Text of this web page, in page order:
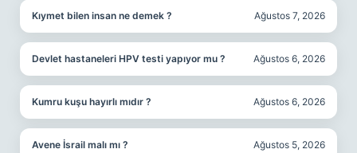
Kıymet bilen insan ne demek ? Ağustos 7, 2026
Devlet hastaneleri HPV testi yapıyor mu ? Ağustos 6, 2026
Kumru kuşu hayırlı mıdır ? Ağustos 6, 2026
Avene İsrail malı mı ? Ağustos 5, 2026